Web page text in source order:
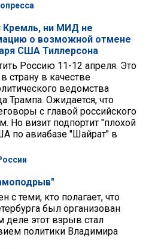
Кремль, ни МИД не
о возможной отмене
США Тиллерсона
Россию 11-12 апреля. Это
страну в качестве
ведомства
Трампа. Ожидается, что
с главой российского
визит подпортит "плохой
по авиабазе "Шайрат" в
с теми, кто полагает, что
был организован
этот взрыв стал
политики Владимира